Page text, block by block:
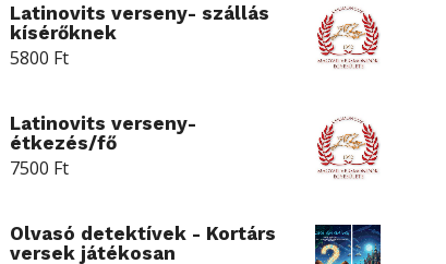
Latinovits verseny- szállás
kísérőknek
5800 Ft
Latinovits verseny-
étkezés/fő
7500 Ft
Olvasó detektívek - Kortárs
versek játékosan